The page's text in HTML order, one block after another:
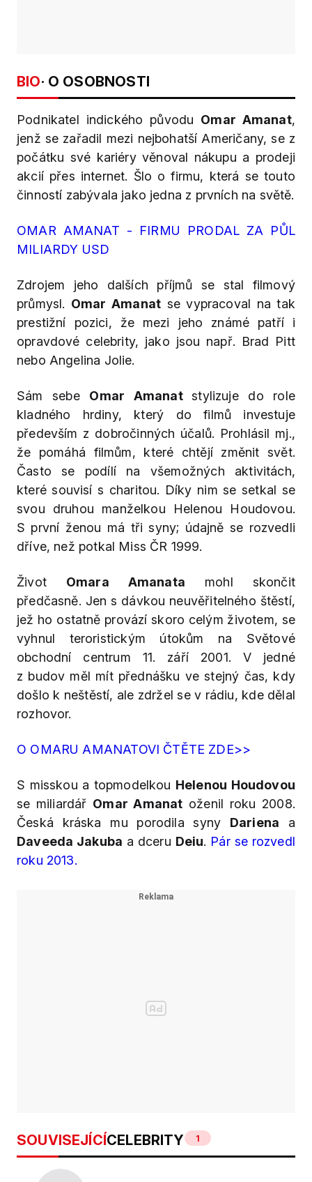
BIO· O OSOBNOSTI
Podnikatel indického původu Omar Amanat,
jenž se zařadil mezi nejbohatší Američany, se z
počátku své kariéry věnoval nákupu a prodeji
akcií přes internet. Šlo o firmu, která se touto
činností zabývala jako jedna z prvních na světě.
OMAR AMANAT - FIRMU PRODAL ZA PŮL
MILIARDY USD
Zdrojem jeho dalších příjmů se stal filmový
průmysl. Omar Amanat se vypracoval na tak
prestižní pozici, že mezi jeho známé patří i
opravdové celebrity, jako jsou např. Brad Pitt
nebo Angelina Jolie.
Sám sebe Omar Amanatstylizuje do role
kladného hrdiny, který do filmů investuje
především z dobročinných účalů. Prohlásil mj.,
že pomáhá filmům, které chtějí změnit svět.
Často se podílí na všemožných aktivitách,
které souvisí s charitou. Díky nim se setkal se
svou druhou manželkou Helenou Houdovou.
S první ženou má tři syny; údajně se rozvedli
dříve, než potkal Miss ČR 1999.
Život Omara Amanata mohl skončit
předčasně. Jen s dávkou neuvěřitelného štěstí,
jež ho ostatně provází skoro celým životem, se
vyhnul teroristickým útokům na Světové
obchodní centrum 11. září 2001. V jedné
z budov měl mít přednášku ve stejný čas, kdy
došlo k neštěstí, ale zdržel se v rádiu, kdedělal
rozhovor.
O OMARU AMANATOVI ČTĚTE ZDE>>
S misskou a topmodelkou Helenou Houdovou
se miliardář Omar Amanat oženil roku 2008.
Česká kráska mu porodila syny Dariena a
Daveeda Jakuba a dceru Deiu. Pár se rozvedl
roku 2013.
SOUVISEJÍCÍCELEBRITY 1